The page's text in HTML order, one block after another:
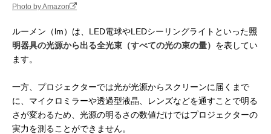
Photo by Amazon
ルーメン（lm）は、LED電球やLEDシーリングライトといった照
明器具の光源から出る全光束（すべての光の束の量） を表してい
ます。
一方、プロジェクターでは光が光源からスクリーンに届くまで
に、マイクロミラーや透過型液晶、レンズなどを通すことで明る
さが変わるため、光源の明るさの数値だけではプロジェクターの
実力を測ることができません。